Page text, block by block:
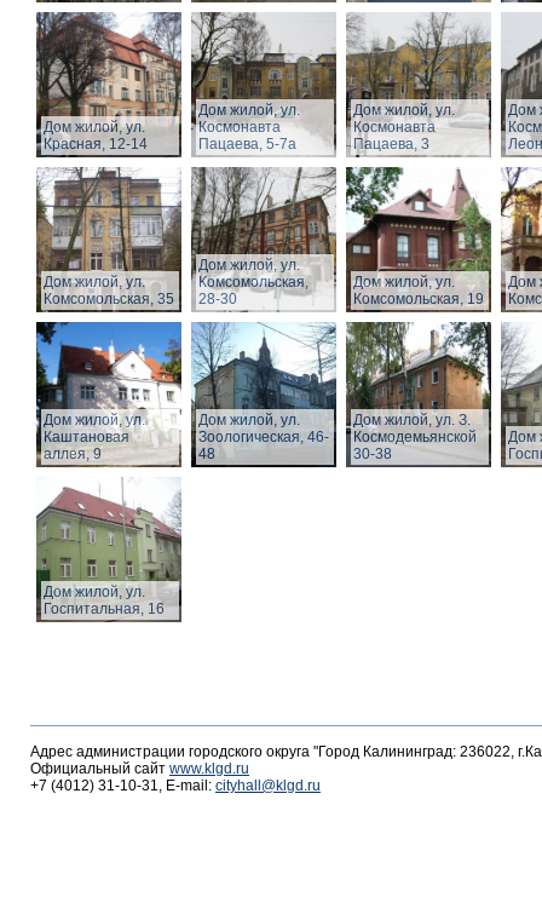
Дом жилой, ул.
Красная, 12-14
Дом жилой, ул.
Космонавта
Пацаева, 5-7а
Дом жилой, ул.
Космонавта
Пацаева, 3
Дом
Дом жилой, ул.
Комсомольская, 35
Дом жилой, ул.
Комсомольская,
28-30
Дом жилой, ул.
Комсомольская, 19
Дом
Дом жилой, ул.
Каштановая
аллея, 9
Дом жилой, ул.
Зоологическая, 46-
48
Дом жилой, ул. З.
Космодемьянской
30-38
Дом
Дом жилой, ул.
Госпитальная, 16
Адрес администрации городского округа "Город Калининград: 236022,
Официальный сайт www.klgd.ru
+7 (4012) 31-10-31, E-mail: cityhall@klgd.ru